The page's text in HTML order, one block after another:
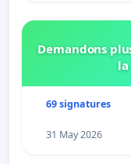
Demandons
la
69 signatures
31 May 2026